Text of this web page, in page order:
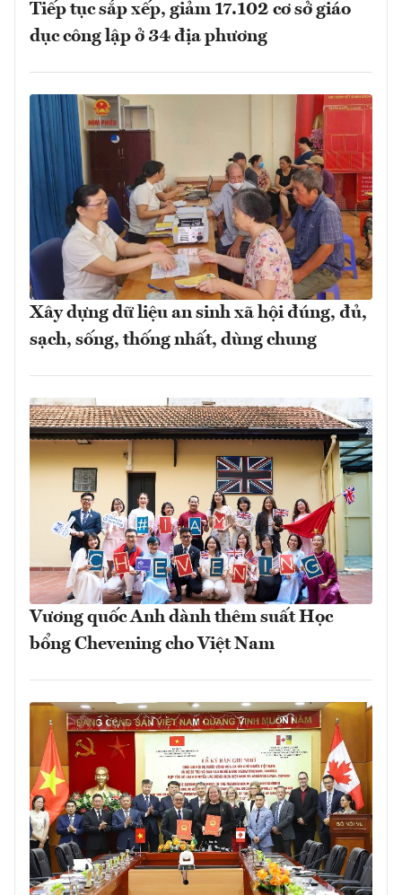
Tiếp tục sắp xếp, giảm 17.102 cơ sở giáo
dục công lập ở 34 địa phương
Xây dựng dữ liệu an sinh xã hội đúng, đủ,
sạch, sống, thống nhất, dùng chung
Vương quốc Anh dành thêm suất Học
bổng Chevening cho Việt Nam